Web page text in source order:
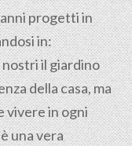
progetti in
in:
il giardino
della casa, ma
vivere in ogni
una vera